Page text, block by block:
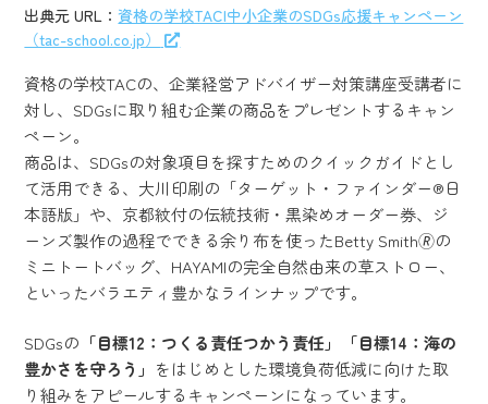
出典元 URL：資格の学校TAC|中小企業のSDGs応援キャンペーン
（tac-school.co.jp）
資格の学校TACの、企業経営アドバイザー対策講座受講者に
対し、SDGsに取り組む企業の商品をプレゼントするキャン
ペーン。
商品は、SDGsの対象項目を探すためのクイックガイドとし
て活用できる、大川印刷の「ターゲット・ファインダー®日
本語版」や、京都紋付の伝統技術・黒染めオーダー券、ジ
ーンズ製作の過程でできる余り布を使ったBetty Smith🄬の
ミニトートバッグ、HAYAMIの完全自然由来の草ストロー、
といったバラエティ豊かなラインナップです。
SDGsの 「目標12：つくる責任つかう責任」「目標14：海の
豊かさを守ろう」 をはじめとした環境負荷低減に向けた取
り組みをアピールするキャンペーンになっています。